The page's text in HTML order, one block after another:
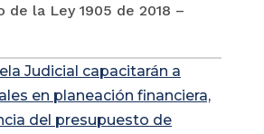
de la Ley 1905 de 2018 –
Judicial capacitarán a
en planeación financiera,
del presupuesto de